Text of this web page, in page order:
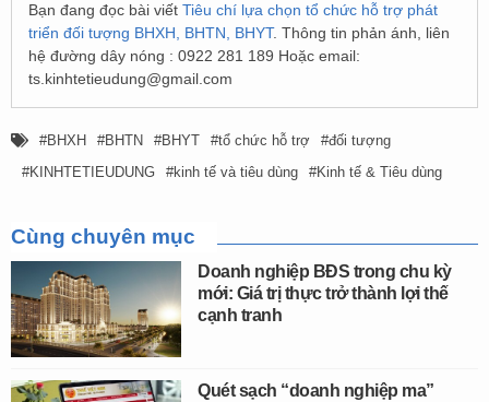
Bạn đang đọc bài viết Tiêu chí lựa chọn tổ chức hỗ trợ phát
triển đối tượng BHXH, BHTN, BHYT. Thông tin phản ánh, liên
hệ đường dây nóng : 0922 281 189 Hoặc email:
ts.kinhtetieudung@gmail.com
BHXH BHTN BHYT tổ chức hỗ trợ
đối tượng
KINHTETIEUDUNG
kinh tế và tiêu dùng Kinh tế & Tiêu dùng
Cùng chuyên mục
Doanh nghiệp BĐS trong chu kỳ
mới: Giá trị thực trở thành lợi thế
cạnh tranh
Quét sạch “doanh nghiệp ma”